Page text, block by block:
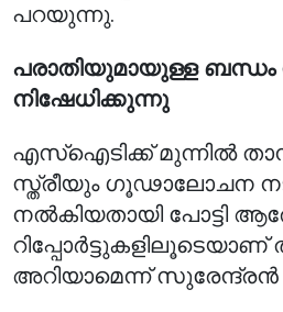
പറയുന്നു.
പരാതിയുമായുള്ള
നിഷേധിക്കുന്നു
എസ്‌ഐടിക്ക് മുന്നിൽ
സ്ത്രീയും ഗൂഢാലോചന
നൽകിയതായി പോട്ടി
റിപ്പോർട്ടുകളിലൂടെയാണ്
അറിയാമെന്ന്